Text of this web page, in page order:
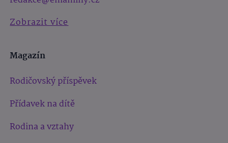
Zobrazit více
Magazín
Rodičovský příspěvek
Přídavek na dítě
Rodina a vztahy